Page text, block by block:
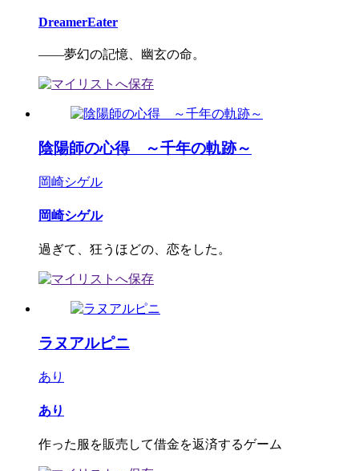
DreamerEater
――夢幻の記憶、幽玄の命。
陰陽師の心得 ～千年の軌跡～
岡崎シゲル
岡崎シゲル
過ぎて、狂うほどの、恋をした。
ラヌアルピニ
あり
あり
作った服を販売して借金を返済するゲーム